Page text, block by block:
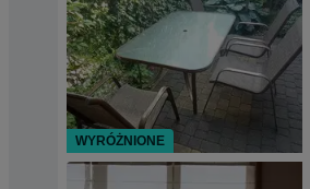
WYRÓŻNIONE